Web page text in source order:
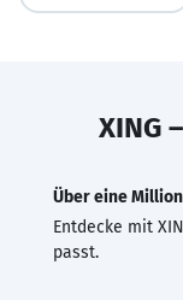
XING
Über eine Million
Entdecke mit
passt.